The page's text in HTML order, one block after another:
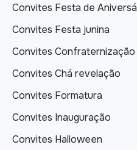
Convites Festa de
Convites Festa junina
Convites Confraternização
Convites Chá revelação
Convites Formatura
Convites Inauguração
Convites Halloween